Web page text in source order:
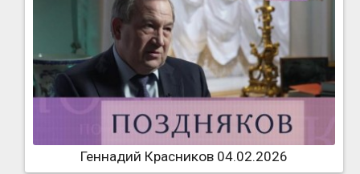
Геннадий Красников 04.02.2026